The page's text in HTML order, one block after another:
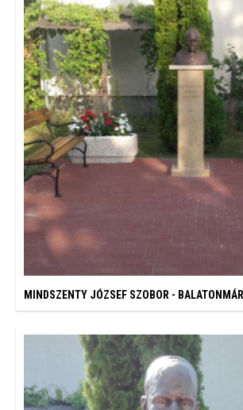
MINDSZENTY JÓZSEF SZOBOR -